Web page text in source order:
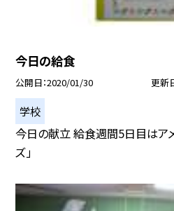
今日の給食
公開日 2020/01/30 更新
学校
今日の献立 給食週間5日目はア
ズ」